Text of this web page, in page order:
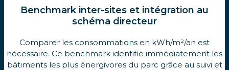
Benchmark inter-sites et intégration au
schéma directeur
Comparer les consommations en kWh/m²/an est
nécessaire. Ce benchmark identifie immédiatement les
bâtiments les plus énergivores du parc grâce au suivi et